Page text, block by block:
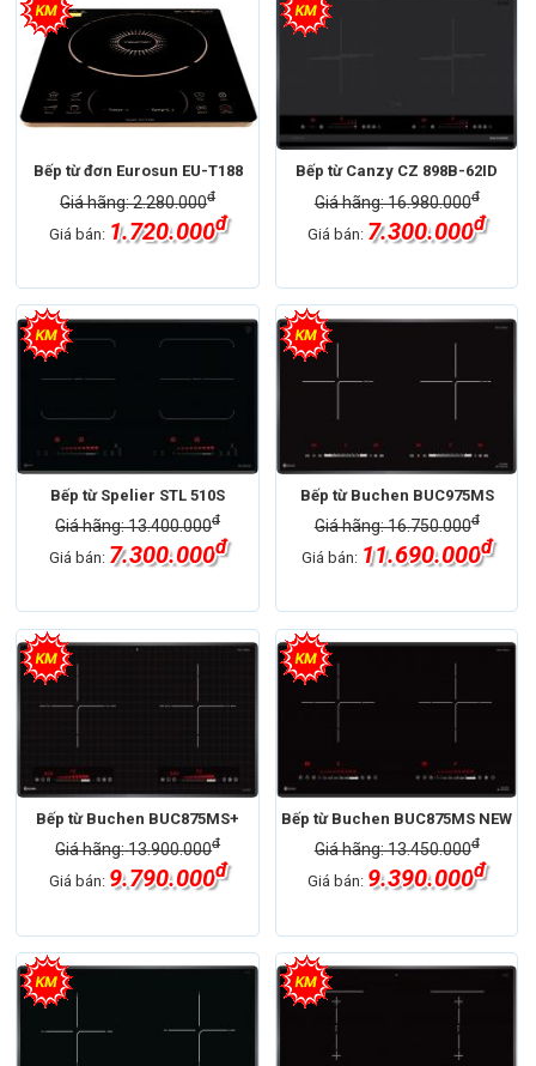
Bếp từ đơn Eurosun EU-T188
Giá hãng: 2.280.000đ
Giá bán: 1.720.000đ
Bếp từ Canzy CZ 898B-62ID
Giá hãng: 16.980.000đ
Giá bán: 7.300.000đ
Bếp từ Spelier STL 510S
Giá hãng: 13.400.000đ
Giá bán: 7.300.000đ
Bếp từ Buchen BUC975MS
Giá hãng: 16.750.000đ
Giá bán: 11.690.000đ
Bếp từ Buchen BUC875MS+
Giá hãng: 13.900.000đ
Giá bán: 9.790.000đ
Bếp từ Buchen BUC875MS NEW
Giá hãng: 13.450.000đ
Giá bán: 9.390.000đ